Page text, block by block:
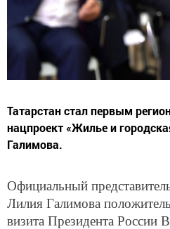
Татарстан стал первым
нацпроект «Жилье и
Галимова.
Официальный
Лилия Галимова
визита Президента России